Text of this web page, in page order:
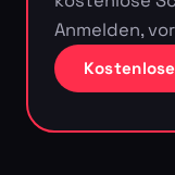
Anmelden,